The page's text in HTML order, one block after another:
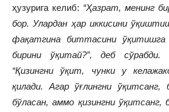
ҳузурига келиб: “Ҳазрат, менинг
бор. Улардан ҳар иккисини
фақатгина биттасини ўқитишга
бирини ўқитай?”, деб
“Қизингни ўқит, чунки у
қилади. Агар ўғлингни
бўласан, аммо қизингни